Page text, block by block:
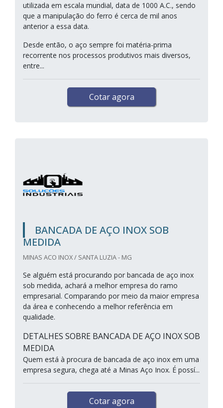
utilizada em escala mundial, data de 1000 A.C., sendo
que a manipulação do ferro é cerca de mil anos
anterior a essa data.
Desde então, o aço sempre foi matéria-prima
recorrente nos processos produtivos mais diversos,
entre...
Cotar agora
BANCADA DE AÇO INOX SOB
MEDIDA
MINAS ACO INOX / SANTA LUZIA - MG
Se alguém está procurando por bancada de aço inox
sob medida, achará a melhor empresa do ramo
empresarial. Comparando por meio da maior empresa
da área e conhecendo a melhor referência em
qualidade.
DETALHES SOBRE BANCADA DE AÇO INOX SOB
MEDIDA
Quem está à procura de bancada de aço inox em uma
empresa segura, chega até a Minas Aço Inox. É possí...
Cotar agora